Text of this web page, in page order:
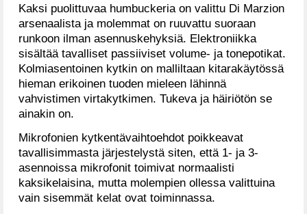
Kaksi puolittuvaa humbuckeria on valittu Di Marzion
arsenaalista ja molemmat on ruuvattu suoraan
runkoon ilman asennuskehyksiä. Elektroniikka
sisältää tavalliset passiiviset volume- ja tonepotikat.
Kolmiasentoinen kytkin on malliltaan kitarakäytössä
hieman erikoinen tuoden mieleen lähinnä
vahvistimen virtakytkimen. Tukeva ja häiriötön se
ainakin on.
Mikrofonien kytkentävaihtoehdot poikkeavat
tavallisimmasta järjestelystä siten, että 1- ja 3-
asennoissa mikrofonit toimivat normaalisti
kaksikelaisina, mutta molempien ollessa valittuina
vain sisemmät kelat ovat toiminnassa.